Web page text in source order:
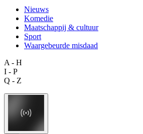
Nieuws
Komedie
Maatschappij & cultuur
Sport
Waargebeurde misdaad
A - H
I - P
Q - Z